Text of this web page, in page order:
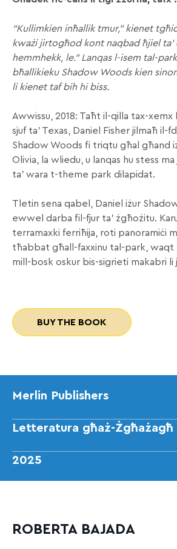
“Kullimkien inħallik tmur,” kienet
kważi jirtogħod kont naqbad ħjiel
hemmhekk, le.” Lanqas l-isem tal-
bħallikieku Shadow Woods kien
li kienet taf bih hi biss.
Awwissu, 2018: Taħt il-qilla tax-
sjuf ta’ Texas, Daniel Fisher jilmaħ il-
Shadow Woods fi triqtu għal għand
Olivia, la wliedu, u lanqas hu stess
ta’ wara t-theme park dilapidat.
Tletin sena qabel, Daniel iżur
ewwel darba fil-fjur ta’ żgħożitu.
terramaxki ferriħija, roti panoramiċi
tħabbat għall-faxxinu tal-park, waqt
mill-bosk oskur bis-sigrieti makabri li
BUY THE BOOK
Merlin Publishers
Letteratura għaż-Żgħażagħ
2025
ROBERTA BAJADA